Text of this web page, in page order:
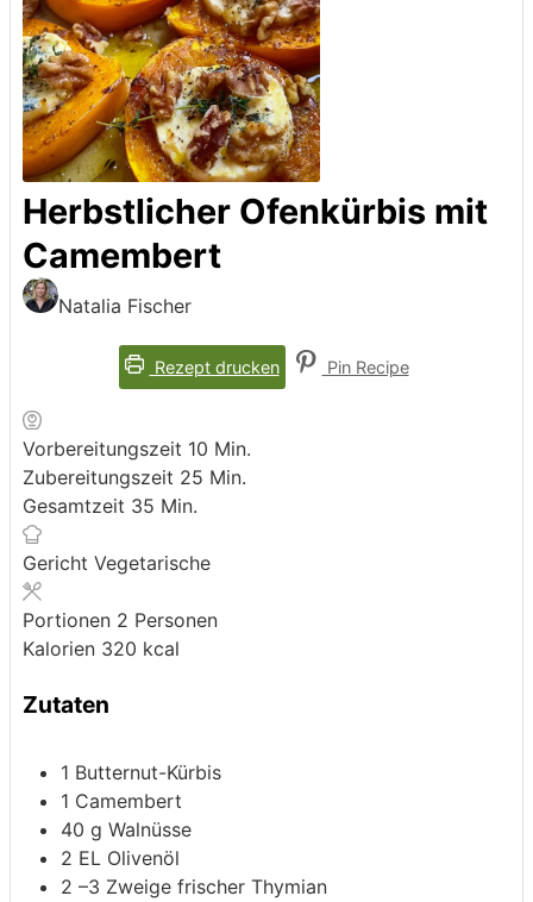
Herbstlicher Ofenkürbis mit
Camembert
Natalia Fischer
Rezept drucken Pin Recipe
Vorbereitungszeit 10 Minuten
Min.
Zubereitungszeit 25 Minuten
Min.
Gesamtzeit 35 Minuten
Min.
Gericht Vegetarische
Portionen 2 Personen
Kalorien 320 kcal
Zutaten
1 Butternut-Kürbis
1 Camembert
40 g Walnüsse
2 EL Olivenöl
2 –3 Zweige frischer Thymian